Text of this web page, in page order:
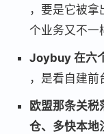
，要是它被
个业务又不一
Joybuy 在六
，是看自建
欧盟那条关
仓、多快本地